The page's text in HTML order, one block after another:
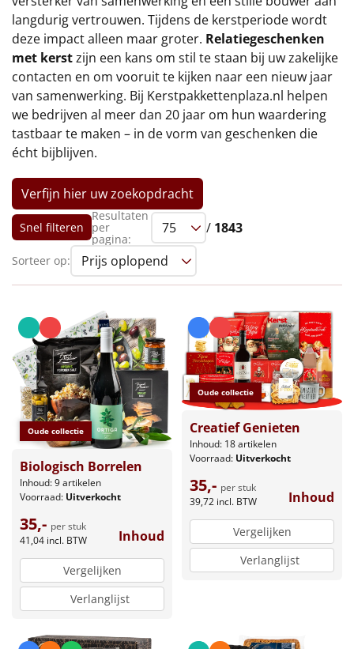
Alle kerstpakketten 2026
Thema
Origineel
Rituals
Luxe
Mannen
Vrouwen
Duurzaam
Leuke
Goedkope
Uniek
Alle thema's
Artikel
Hitster
Pizzarette
Tas
langdurig vertrouwen. Tijdens de kerstperiode wordt
deze impact alleen maar groter. Relatiegeschenken
met kerstzijn een kans om stil te staan bij uw zakelijke
contacten en om vooruit te kijken naar een nieuw jaar
van samenwerking. Bij Kerstpakkettenplaza.nl helpen
we bedrijven al meer dan 20 jaar om hun waardering
tastbaar te maken – in de vorm van geschenken die
écht bijblijven.
Verfijn hier uw zoekopdracht
Snel filteren
Resultaten
per
pagina:
/ 1843
Sorteer op:
Oude collectie
Biologisch Borrelen
Inhoud: 9 artikelen
Voorraad: Uitverkocht
35,- per stuk
41,04 incl. BTW Inhoud
Vergelijken
Verlanglijst
Oude collectie
Creatief Genieten
Inhoud: 18 artikelen
Voorraad: Uitverkocht
35,- per stuk
39,72 incl. BTW Inhoud
Vergelijken
Verlanglijst